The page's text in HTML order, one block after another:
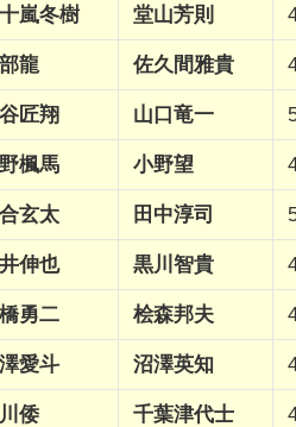
嵐冬樹 堂山芳則
龍 佐久間雅貴
匠翔 山口竜一
楓馬 小野望
玄太 田中淳司
伸也 黒川智貴
勇二 桧森邦夫
愛斗 沼澤英知
倭 千葉津代士